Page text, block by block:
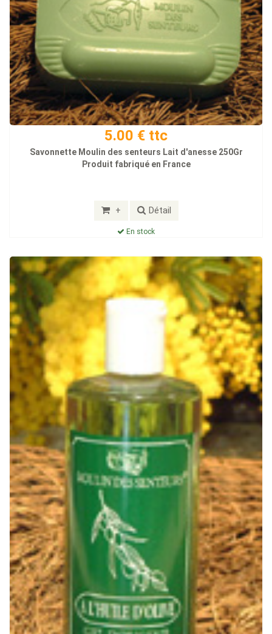
5.00 € ttc
Savonnette Moulin des senteurs Lait d'anesse 250Gr
Produit fabriqué en France
+ Détail
En stock